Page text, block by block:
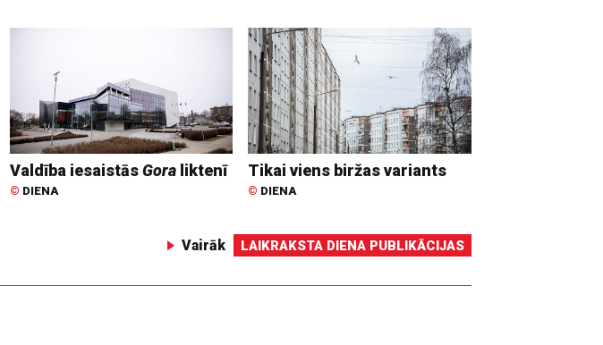
Valdība iesaistāsGoraliktenī
© DIENA
Tikai viens biržas variants
© DIENA
Vairāk LAIKRAKSTA DIENA PUBLIKĀCIJAS